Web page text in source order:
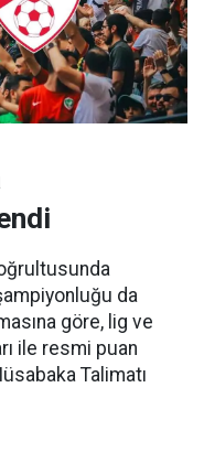
da
göre, lig ve
ile resmi puan
Talimatı